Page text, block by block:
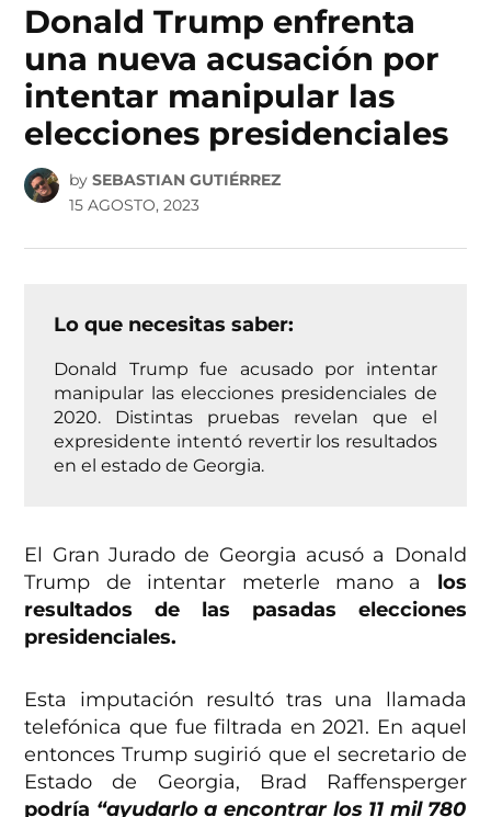
Donald Trump enfrenta
una nueva acusación por
intentar manipular las
elecciones presidenciales
by SEBASTIAN GUTIÉRREZ
15 AGOSTO, 2023
Lo que necesitas saber:
Donald Trump fue acusado por intentar
manipular las elecciones presidenciales de
2020. Distintas pruebas revelan que el
expresidente intentó revertir los resultados
en el estado de Georgia.
El Gran Jurado de Georgia acusó a Donald
Trump de intentar meterle mano a los
resultados de las pasadas elecciones
presidenciales.
Esta imputación resultó tras una llamada
telefónica que fue filtrada en 2021. En aquel
entonces Trump sugirió que el secretario de
Estado de Georgia, Brad Raffensperger
podría “ayudarlo a encontrar los 11 mil 780